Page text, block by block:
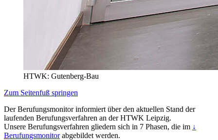
HTWK: Gutenberg-Bau
Zum Seitenfuß springen
Der Berufungsmonitor informiert über den aktuellen Stand der
laufenden Berufungsverfahren an der HTWK Leipzig.
Unsere Berufungsverfahren gliedern sich in 7 Phasen, die im ↓
Berufungsmonitorabgebildet werden.